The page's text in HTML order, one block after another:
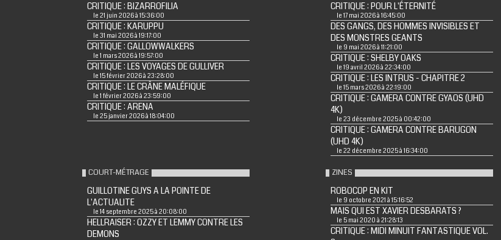
CRITIQUE : BIZARROFILIA
le 21 juin 2026 à 15:36:00
CRITIQUE : KARUPPU
le 31 mai 2026 à 19:17:00
CRITIQUE : GALLOWWALKERS
le 1 mars 2026 à 19:57:00
CRITIQUE : LES VOYAGES DE GULLIVER
le 15 février 2026 à 23:28:00
CRITIQUE : LE CRÂNE MALÉFIQUE
le 1 février 2026 à 23:59:00
CRITIQUE : ARENA
le 25 janvier 2026 à 18:04:00
CRITIQUE : POUR L'ÉTERNITÉ
le 17 mai 2026 à 16:45:00
DES GANGS, DES HOMMES INVISIBLES ET
DES MONSTRES GEANTS
le 9 mai 2026 à 11:21:00
CRITIQUE : SHELBY OAKS
le 19 avril 2026 à 22:34:00
CRITIQUE : LES INTRUS - CHAPITRE 2
le 15 mars 2026 à 22:19:00
CRITIQUE : GAMERA CONTRE GYAOS (UHD
4K)
le 23 décembre 2025 à 00:42:00
CRITIQUE : GAMERA CONTRE BARUGON
(UHD 4K)
le 22 décembre 2025 à 16:34:00
COURT-MÉTRAGE
GUILLOTINE GUYS A LA POINTE DE
L'ACTUALITE
le 14 septembre 2025 à 20:08:00
HELLRAISER : OZZY ET LEMMY CONTRE LES
DEMONS
ZINES
ROBOCOP EN KIT
le 9 octobre 2021 à 15:16:52
MAIS QUI EST XAVIER DESBARATS ?
le 5 mai 2020 à 21:28:13
CRITIQUE : MIDI MINUIT FANTASTIQUE VOL.